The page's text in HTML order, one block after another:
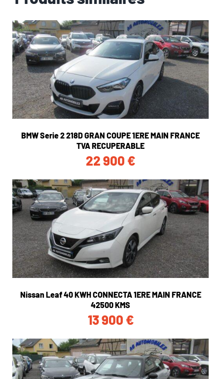
BMW Serie 2 218D GRAN COUPE 1ERE MAIN FRANCE
TVA RECUPERABLE
22 900 €
Nissan Leaf 40 KWH CONNECTA 1ERE MAIN FRANCE
42500 KMS
13 900 €